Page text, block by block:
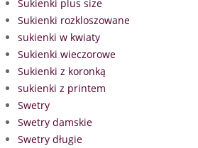
Sukienki plus size
Sukienki rozkloszowane
sukienki w kwiaty
Sukienki wieczorowe
Sukienki z koronką
sukienki z printem
Swetry
Swetry damskie
Swetry długie